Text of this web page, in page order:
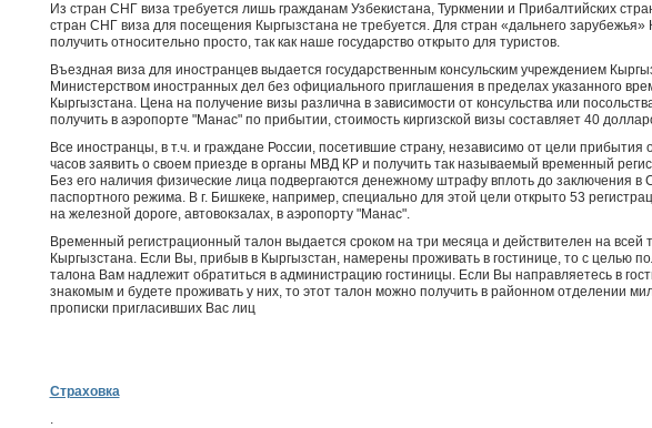
Из стран СНГ виза требуется лишь гражданам Узбекистана, Туркмении и Прибалтийских
стран СНГ виза для посещения Кыргызстана не требуется. Для стран «дальнего зарубежья»
получить относительно просто, так как наше государство открыто для туристов.
Въездная виза для иностранцев выдается государственным консульским учреждением
Министерством иностранных дел без официального приглашения в пределах указанного
Кыргызстана. Цена на получение визы различна в зависимости от консульства или
получить в аэропорте "Манас" по прибытии, стоимость киргизской визы составляет 40
Все иностранцы, в т.ч. и граждане России, посетившие страну, независимо от цели прибытия
часов заявить о своем приезде в органы МВД КР и получить так называемый временный
Без его наличия физические лица подвергаются денежному штрафу вплоть до заключения
паспортного режима. В г. Бишкеке, например, специально для этой цели открыто 53
на железной дороге, автовокзалах, в аэропорту "Манас".
Временный регистрационный талон выдается сроком на три месяца и действителен на всей
Кыргызстана. Если Вы, прибыв в Кыргызстан, намерены проживать в гостинице, то с целью
талона Вам надлежит обратиться в администрацию гостиницы. Если Вы направляетесь в
знакомым и будете проживать у них, то этот талон можно получить в районном отделении
прописки пригласивших Вас лиц
Страховка
.